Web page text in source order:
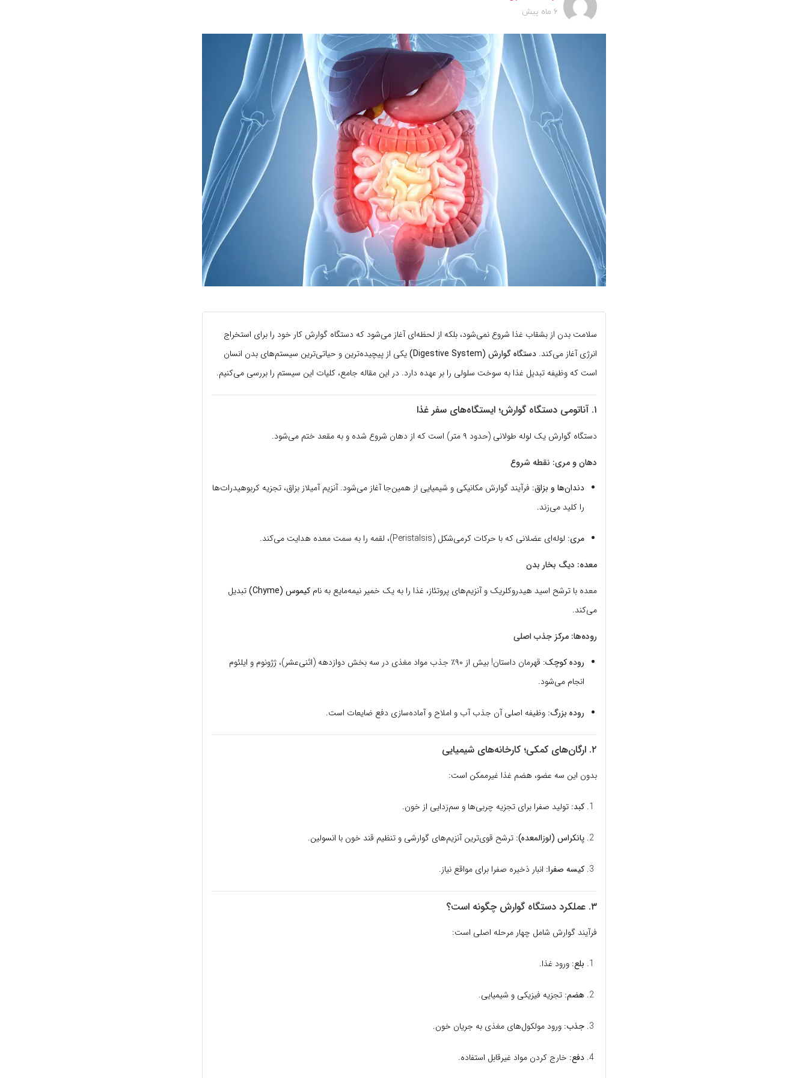
6 ماه پیش
سلامت بدن از بشقاب غذا شروع نمی‌شود، بلکه از لحظه‌ای آغاز می‌شود که دستگاه گوارش کار خود را برای استخراج
انرژی آغاز می‌کند. دستگاه گوارش (Digestive System)
یکی از پیچیده‌ترین و حیاتی‌ترین سیستم‌های بدن انسان
است که وظیفه تبدیل غذا به سوخت سلولی را بر عهده دارد. در این مقاله جامع، کلیات این سیستم را بررسی می‌کنیم.
۱. آناتومی دستگاه گوارش؛ ایستگاه‌های سفر غذا
دستگاه گوارش یک لوله طولانی (حدود ۹ متر) است که از دهان شروع شده و به مقعد ختم می‌شود.
دهان و مری: نقطه شروع
دندان‌ها و بزاق: فرآیند گوارش مکانیکی و شیمیایی از همین‌جا آغاز می‌شود. آنزیم آمیلاز بزاق، تجزیه کربوهیدرات‌ها
را کلید می‌زند.
مری: لوله‌ای عضلانی که با حرکات کرمی‌شکل (Peristalsis)، لقمه را به سمت معده هدایت می‌کند.
معده: دیگ بخار بدن
معده با ترشح اسید هیدروکلریک و آنزیم‌های پروتئاز، غذا را به یک خمیر نیمه‌مایع به نام کیموس (Chyme)
تبدیل
می‌کند.
روده‌ها: مرکز جذب اصلی
روده کوچک:
قهرمان داستان! بیش از ۹۰٪ جذب مواد مغذی در سه بخش دوازدهه (اثنی‌عشر)، ژژونوم و ایلئوم
انجام می‌شود.
روده بزرگ: وظیفه اصلی آن جذب آب و املاح و آماده‌سازی دفع ضایعات است.
۲. ارگان‌های کمکی؛ کارخانه‌های شیمیایی
بدون این سه عضو، هضم غذا غیرممکن است:
کبد: تولید صفرا برای تجزیه چربی‌ها و سم‌زدایی از خون.
پانکراس (لوزالمعده): ترشح قوی‌ترین آنزیم‌های گوارشی و تنظیم قند خون با انسولین.
کیسه صفرا: انبار ذخیره صفرا برای مواقع نیاز.
۳. عملکرد دستگاه گوارش چگونه است؟
فرآیند گوارش شامل چهار مرحله اصلی است:
بلع: ورود غذا.
هضم: تجزیه فیزیکی و شیمیایی.
جذب: ورود مولکول‌های مغذی به جریان خون.
دفع: خارج کردن مواد غیرقابل استفاده.